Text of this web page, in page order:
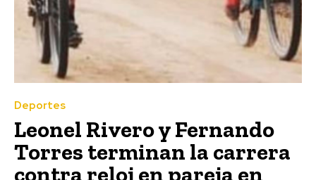
Deportes
Leonel Rivero y Fernando
Torres terminan la carrera
contra reloj en pareja en